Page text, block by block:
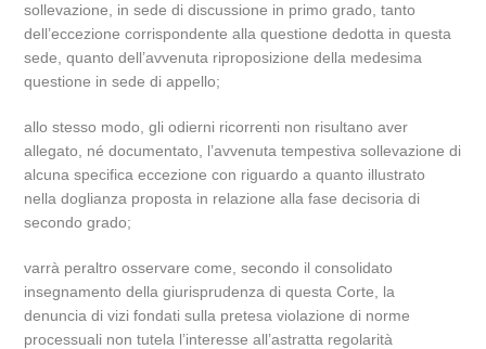
sollevazione, in sede di discussione in primo grado, tanto
dell’eccezione corrispondente alla questione dedotta in questa
sede, quanto dell’avvenuta riproposizione della medesima
questione in sede di appello;
allo stesso modo, gli odierni ricorrenti non risultano aver
allegato, né documentato, l’avvenuta tempestiva sollevazione di
alcuna specifica eccezione con riguardo a quanto illustrato
nella doglianza proposta in relazione alla fase decisoria di
secondo grado;
varrà peraltro osservare come, secondo il consolidato
insegnamento della giurisprudenza di questa Corte, la
denuncia di vizi fondati sulla pretesa violazione di norme
processuali non tutela l’interesse all’astratta regolarità